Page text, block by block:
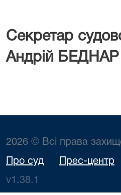
Секретар
Андрій БЕДНАР
2026 © Всі права
Про суд Прес-центр
v1.38.1